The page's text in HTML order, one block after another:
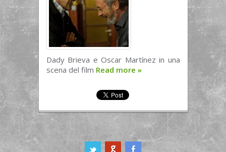
Dady Brieva e Oscar Martínez in una
scena del film Read more »